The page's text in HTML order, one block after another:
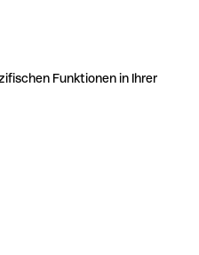
Funktionen in Ihrer